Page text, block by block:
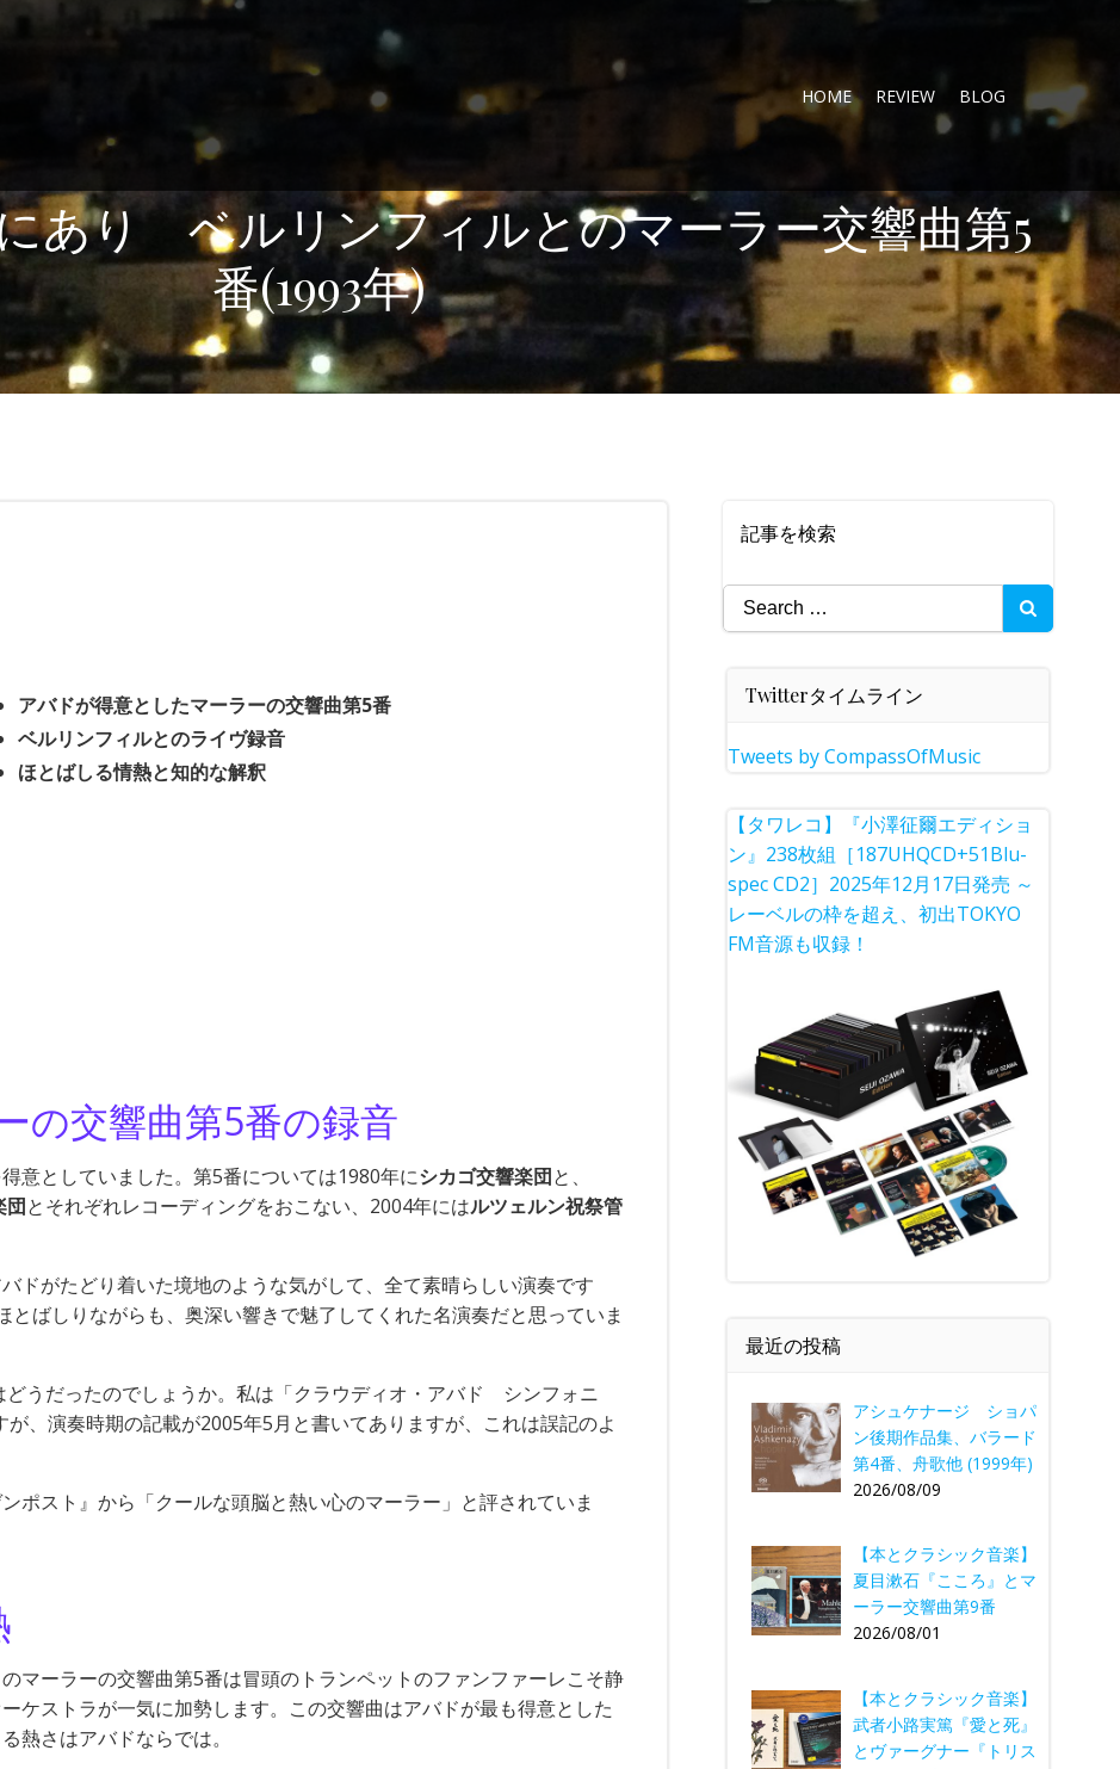
HOME REVIEW BLOG
あり ベルリンフィルとのマーラー交響曲第5
番(1993年)
アバドが得意としたマーラーの交響曲第5番
ベルリンフィルとのライヴ録音
ほとばしる情熱と知的な解釈
の交響曲第5番の録音
意としていました。第5番については1980年にシカゴ交響楽団と、
団とそれぞれレコーディングをおこない、2004年にはルツェルン祝祭管
ドがたどり着いた境地のような気がして、全て素晴らしい演奏です
ばしりながらも、奥深い響きで魅了してくれた名演奏だと思っていま
うだったのでしょうか。私は「クラウディオ・アバド シンフォニ
、演奏時期の記載が2005年5月と書いてありますが、これは誤記のよ
ポスト』から「クールな頭脳と熱い心のマーラー」と評されていま
マーラーの交響曲第5番は冒頭のトランペットのファンファーレこそ静
ケストラが一気に加勢します。この交響曲はアバドが最も得意とした
熱さはアバドならでは。
記事を検索
Search
for:
Twitterタイムライン
Tweets by CompassOfMusic
【タワレコ】『小澤征爾エディショ
ン』238枚組［187UHQCD+51Blu-
spec CD2］2025年12月17日発売 ～
レーベルの枠を超え、初出TOKYO
FM音源も収録！
最近の投稿
アシュケナージ ショパ
ン後期作品集、バラード
第4番、舟歌他 (1999年)
2026/08/09
【本とクラシック音楽】
夏目漱石『こころ』とマ
ーラー交響曲第9番
2026/08/01
【本とクラシック音楽】
武者小路実篤『愛と死』
とヴァーグナー『トリス